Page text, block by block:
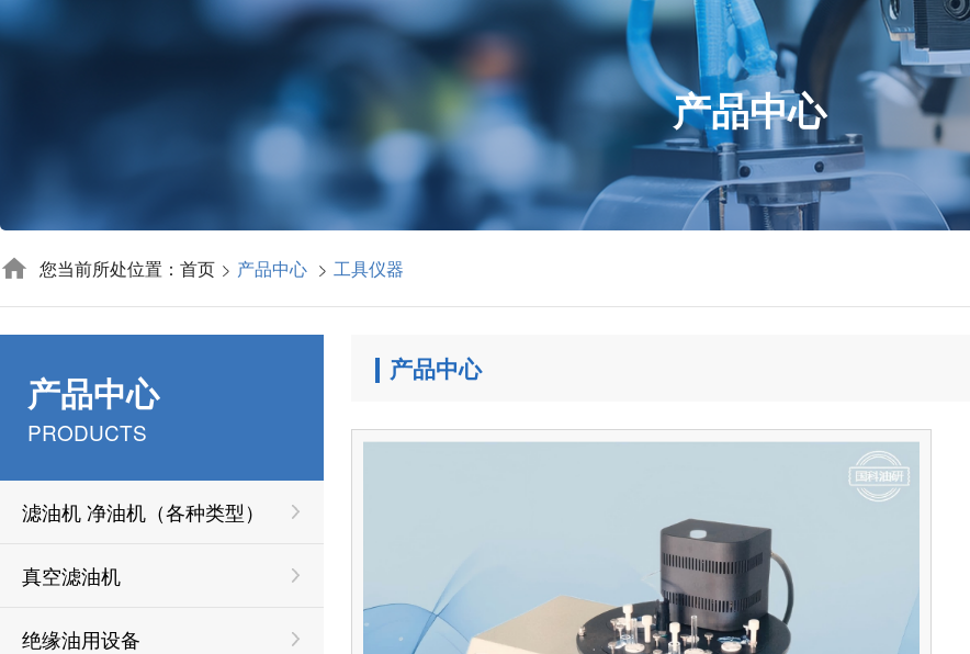
产品中心
您当前所处位置：首页 产品中心 工具仪器
产品中心
PRODUCTS
滤油机 净油机（各种类型）
真空滤油机
绝缘油用设备
产品中心